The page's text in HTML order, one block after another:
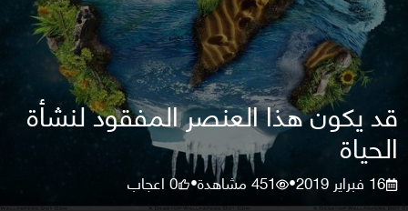
قد يكون هذا العنصر المفقود لنشأة
الحياة
16 فبراير 2019 •
451مشاهدة•
0اعجاب